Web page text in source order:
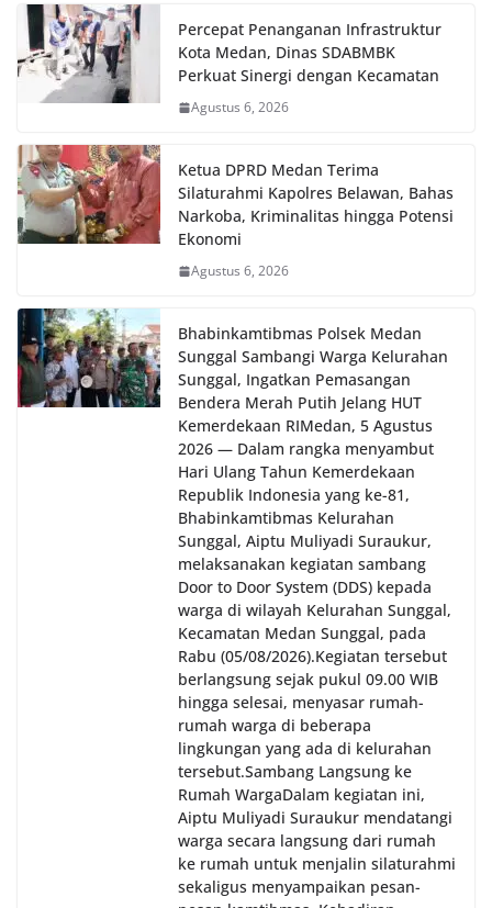
implementasi program Polri Presisi yang
mengedepankan kehadiran dan kedekatan
personel Kepolisian dengan masyarakat. Melalui
kegiatan semacam ini, Bhabinkamtibmas tidak
hanya berperan sebagai penyampai informasi
dan imbauan, tetapi juga sebagai mitra
masyarakat dalam menjaga keamanan lingkungan
secara bersama-sama.‎‎Kehadiran
Bhabinkamtibmas di tengah-tengah warga
diharapkan dapat semakin mempererat
hubungan kemitraan antara Polri dan
kolektif warga akan pentingnya menjaga
lingkungan, khususnya dalam menyambut
momentum bersejarah HUT Kemerdekaan
Republik Indonesia.‎Kegiatan sambang ini
rencananya akan terus dilaksanakan secara rutin
oleh Bhabinkamtibmas di wilayah Kelurahan
Sunggal sebagai bagian dari upaya menciptakan
situasi Kamtibmas yang aman dan kondusif,
sekaligus menumbuhkan semangat nasionalisme
warga dalam menyambut Hari Kemerdekaan RI.
Percepat Penanganan Infrastruktur
Kota Medan, Dinas SDABMBK
Perkuat Sinergi dengan Kecamatan
Agustus 6, 2026
Ketua DPRD Medan Terima
Silaturahmi Kapolres Belawan, Bahas
Narkoba, Kriminalitas hingga Potensi
Ekonomi
Agustus 6, 2026
Bhabinkamtibmas Polsek Medan
Sunggal Sambangi Warga Kelurahan
Sunggal, Ingatkan Pemasangan
Bendera Merah Putih Jelang HUT
Kemerdekaan RI‎‎Medan, 5 Agustus
2026 — Dalam rangka menyambut
Hari Ulang Tahun Kemerdekaan
Republik Indonesia yang ke-81,
Bhabinkamtibmas Kelurahan
Sunggal, Aiptu Muliyadi Suraukur,
melaksanakan kegiatan sambang
Door to Door System (DDS) kepada
warga di wilayah Kelurahan Sunggal,
Kecamatan Medan Sunggal, pada
Rabu (05/08/2026).‎‎Kegiatan tersebut
berlangsung sejak pukul 09.00 WIB
hingga selesai, menyasar rumah-
rumah warga di beberapa
lingkungan yang ada di kelurahan
tersebut.‎Sambang Langsung ke
Rumah Warga‎Dalam kegiatan ini,
Aiptu Muliyadi Suraukur mendatangi
warga secara langsung dari rumah
ke rumah untuk menjalin silaturahmi
sekaligus menyampaikan pesan-